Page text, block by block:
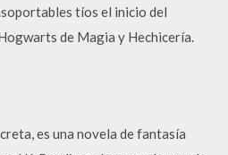
tíos el inicio del
de Magia y Hechicería.
es una novela de fantasía